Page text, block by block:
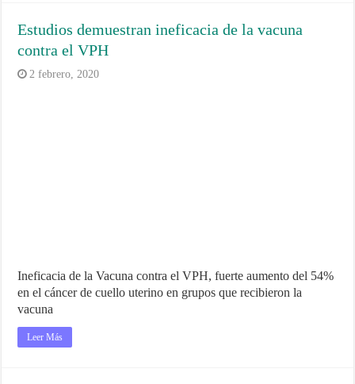
Estudios demuestran ineficacia de la vacuna
contra el VPH
2 febrero, 2020
Ineficacia de la Vacuna contra el VPH, fuerte aumento del 54%
en el cáncer de cuello uterino en grupos que recibieron la
vacuna
Leer Más